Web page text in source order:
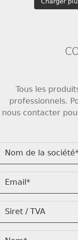
Tous les
professionnels.
nous contacter